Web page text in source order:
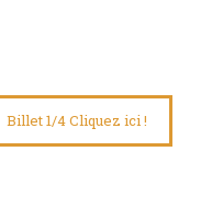
Billet 1/4 Cliquez ici !